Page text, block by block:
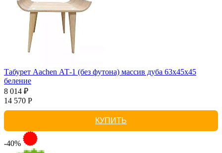
Табурет Aachen АТ-1 (без футона) массив дуба 63х45х45
беление
8 014 ₽
14 570 Р
КУПИТЬ
-40%